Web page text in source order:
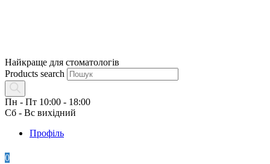
Найкраще для стоматологів
Products search
Пн - Пт 10:00 - 18:00
Сб - Вс вихідний
Профіль
0